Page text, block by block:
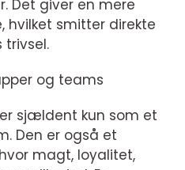
Det giver en mere
hvilket smitter direkte
og teams
sjældent kun som et
Den er også et
magt, loyalitet,